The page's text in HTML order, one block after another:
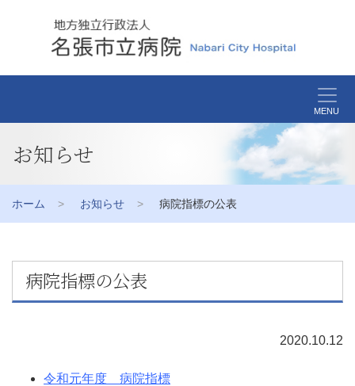
MENU
お知らせ
ホーム お知らせ 病院指標の公表
病院指標の公表
2020.10.12
令和元年度 病院指標